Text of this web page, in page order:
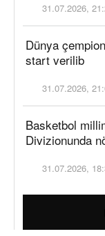
31.07.2026,
Dünya
start verilib
31.07.2026,
Basketbol
Divizionunda
31.07.2026,